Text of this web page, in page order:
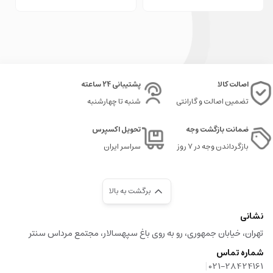
لگو فولکس بیتل صورتی را می‌توانید به راحتی از فروشگاه "نوواتویز" تهیه کنید.
نوواتویز امکان خرید حضوری و همچنین سفارش آنلاین را برای شما فراهم کرده است
انتخابی فوق‌العاده برای هر کسی است که به دنبال یک لگوی خاص و زیبا است.
از دیگر محصولات ما نیز دیدن فرمایید:
لگو ماشین رولز رویس Cullion
اصالت کالا
تضمین اصالت و گارانتی
پشتیبانی 24 ساعته
شنبه تا چهارشنبه
ضمانت بازگشت وجه
بازگرداندن وجه در ۷ روز
تحویل اکسپرس
سراسر ایران
برگشت به بالا
نشانی
تهران، خیابان جمهوری، رو به روی باغ سپهسالار، مجتمع مرداس سنتر
شماره تماس
021-28424161
|